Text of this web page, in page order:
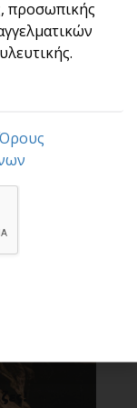
να
προσωπικής